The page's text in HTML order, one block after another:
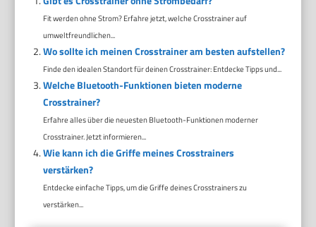
Fit werden ohne Strom? Erfahre jetzt, welche Crosstrainer auf
umweltfreundlichen...
Wo sollte ich meinen Crosstrainer am besten aufstellen?
Finde den idealen Standort für deinen Crosstrainer: Entdecke Tipps und...
Welche Bluetooth-Funktionen bieten moderne
Crosstrainer?
Erfahre alles über die neuesten Bluetooth-Funktionen moderner
Crosstrainer. Jetzt informieren...
Wie kann ich die Griffe meines Crosstrainers
verstärken?
Entdecke einfache Tipps, um die Griffe deines Crosstrainers zu
verstärken...